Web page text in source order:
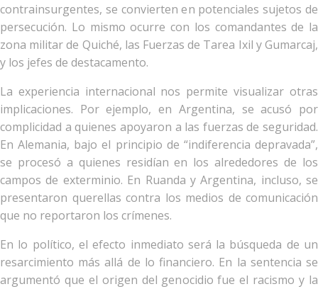
contrainsurgentes, se convierten en potenciales sujetos de
persecución. Lo mismo ocurre con los comandantes de la
zona militar de Quiché, las Fuerzas de Tarea Ixil y Gumarcaj,
y los jefes de destacamento.
La experiencia internacional nos permite visualizar otras
implicaciones. Por ejemplo, en Argentina, se acusó por
complicidad a quienes apoyaron a las fuerzas de seguridad.
En Alemania, bajo el principio de “indiferencia depravada”,
se procesó a quienes residían en los alrededores de los
campos de exterminio. En Ruanda y Argentina, incluso, se
presentaron querellas contra los medios de comunicación
que no reportaron los crímenes.
En lo político, el efecto inmediato será la búsqueda de un
resarcimiento más allá de lo financiero. En la sentencia se
argumentó que el origen del genocidio fue el racismo y la